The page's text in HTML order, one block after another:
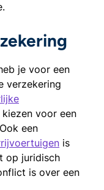
je voor een
verzekering
voor een
een
is
op juridisch
is over een